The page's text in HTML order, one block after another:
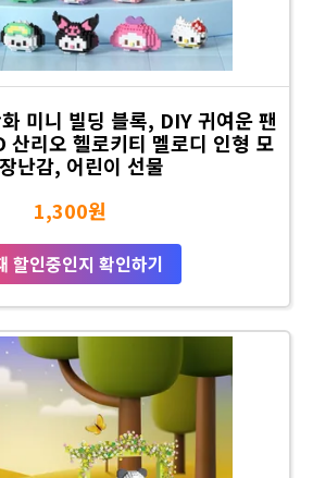
미니 빌딩 블록, DIY 귀여운 팬
산리오 헬로키티 멜로디 인형 모
난감, 어린이 선물
1,300원
할인중인지 확인하기